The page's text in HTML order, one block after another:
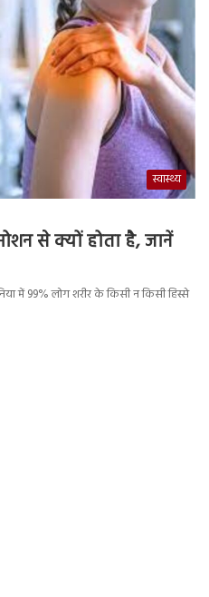
स्वास्थ्य
से क्यों होता है, जानें
में 99% लोग शरीर के किसी न किसी हिस्से